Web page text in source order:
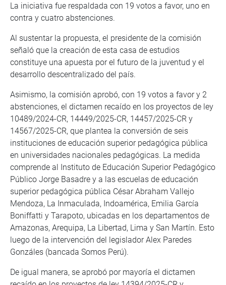
La iniciativa fue respaldada con 19 votos a favor, uno en
contra y cuatro abstenciones.
Al sustentar la propuesta, el presidente de la comisión
señaló que la creación de esta casa de estudios
constituye una apuesta por el futuro de la juventud y el
desarrollo descentralizado del país.
Asimismo, la comisión aprobó, con 19 votos a favor y 2
abstenciones, el dictamen recaído en los proyectos de ley
10489/2024-CR, 14449/2025-CR, 14457/2025-CR y
14567/2025-CR, que plantea la conversión de seis
instituciones de educación superior pedagógica pública
en universidades nacionales pedagógicas. La medida
comprende al Instituto de Educación Superior Pedagógico
Público Jorge Basadre y a las escuelas de educación
superior pedagógica pública César Abraham Vallejo
Mendoza, La Inmaculada, Indoamérica, Emilia García
Boniffatti y Tarapoto, ubicadas en los departamentos de
Amazonas, Arequipa, La Libertad, Lima y San Martín. Esto
luego de la intervención del legislador Alex Paredes
Gonzáles (bancada Somos Perú).
De igual manera, se aprobó por mayoría el dictamen